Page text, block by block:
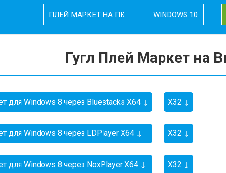
ПЛЕЙ МАРКЕТ НА ПК WINDOWS 10
Гугл Плей Маркет на
для Windows 8 через Bluestacks X64 ↓ X32 ↓
для Windows 8 через LDPlayer X64 ↓ X32 ↓
для Windows 8 через NoxPlayer X64 ↓ X32 ↓